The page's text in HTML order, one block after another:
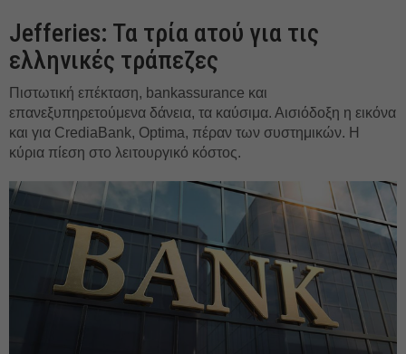
Jefferies: Τα τρία ατού για τις
ελληνικές τράπεζες
Πιστωτική επέκταση, bankassurance και
επανεξυπηρετούμενα δάνεια, τα καύσιμα. Αισιόδοξη η εικόνα
και για CrediaBank, Optima, πέραν των συστημικών. Η
κύρια πίεση στο λειτουργικό κόστος.